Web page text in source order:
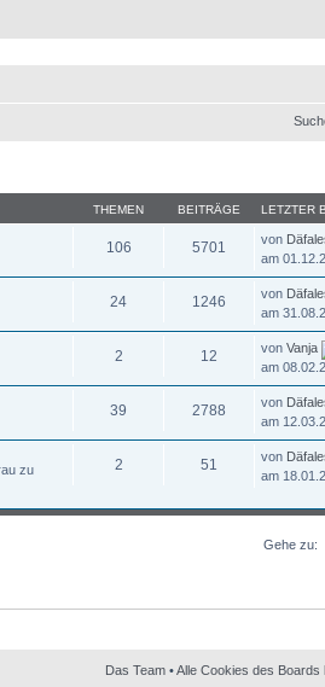
THEMEN BEITRÄGE LETZTER
106 5701 von
am
24 1246 von
am
2 12 vonVanja
am
39 2788 von
am
zu
2 51 von
am
Gehe zu:
Das Team •Alle Cookies des Boards